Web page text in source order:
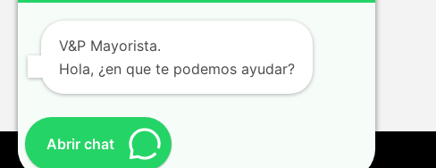
V&P Mayorista.
Hola, ¿en que te podemos ayudar?
Abrir chat